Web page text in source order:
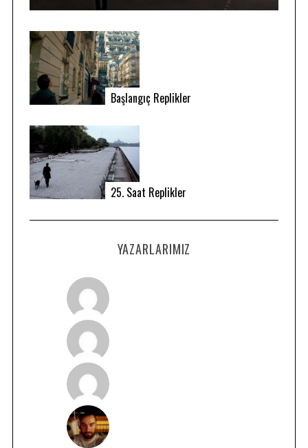
Başlangıç Replikler
25. Saat Replikler
YAZARLARIMIZ